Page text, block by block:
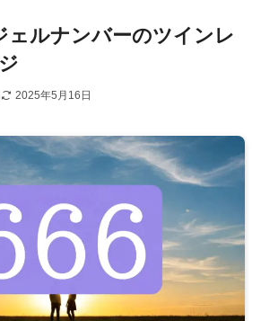
ェルナンバーのツインレ
2025年5月16日